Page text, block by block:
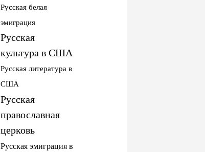
Русская белая
эмиграция
Русская
культура в США
Русская литература в
США
Русская
православная
церковь
Русская эмиграция в